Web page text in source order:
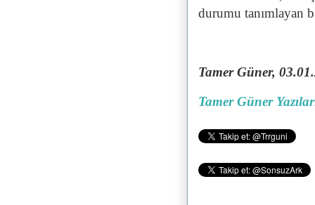
durumu
Tamer Güner,
Tamer Güner